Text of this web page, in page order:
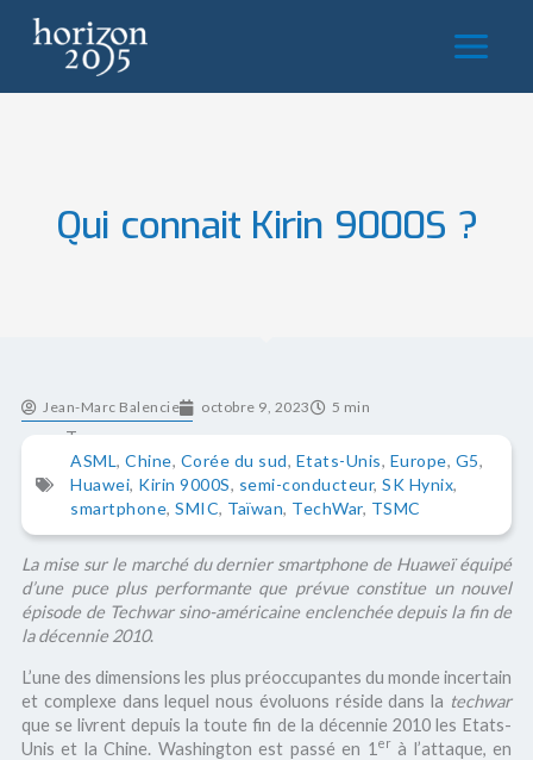
contenu
Qui connait Kirin 9000S ?
Jean-Marc Balencie octobre 9, 2023 5 min
Tags
ASML, Chine, Corée du sud, Etats-Unis, Europe, G5,
Huawei, Kirin 9000S, semi-conducteur, SK Hynix,
smartphone, SMIC, Taïwan, TechWar, TSMC
La mise sur le marché du dernier smartphone de Huaweï équipé
d’une puce plus performante que prévue constitue un nouvel
épisode de Techwar sino-américaine enclenchée depuis la fin de
la décennie 2010.
L’une des dimensions les plus préoccupantes du monde incertain
et complexe dans lequel nous évoluons réside dans la techwar
que se livrent depuis la toute fin de la décennie 2010 les Etats-
Unis et la Chine. Washington est passé en 1 erà l’attaque, en